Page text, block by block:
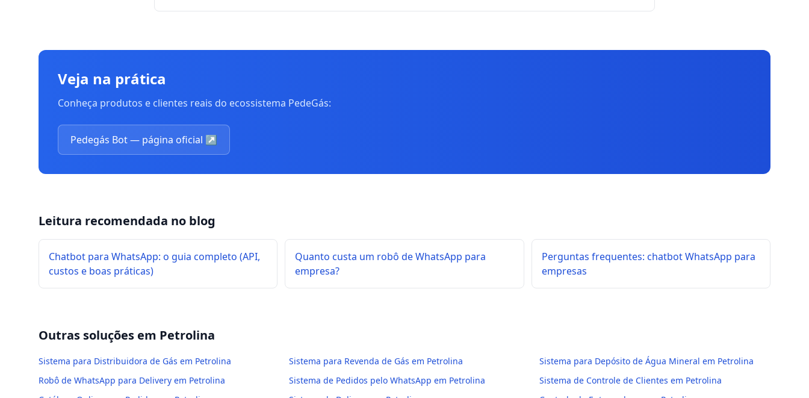
Veja na prática
Conheça produtos e clientes reais do ecossistema PedeGás:
Pedegás Bot — página oficial ↗
Leitura recomendada no blog
Chatbot para WhatsApp: o guia completo (API,
custos e boas práticas)
Quanto custa um robô de WhatsApp para
empresa?
Perguntas frequentes: chatbot WhatsApp para
empresas
Outras soluções em Petrolina
Sistema para Distribuidora de Gás em Petrolina Sistema para Revenda de Gás em Petrolina
Sistema para Depósito de Água Mineral em Petrolina
Robô de WhatsApp para Delivery em Petrolina
Sistema de Pedidos pelo WhatsApp em Petrolina
Sistema de Controle de Clientes em Petrolina